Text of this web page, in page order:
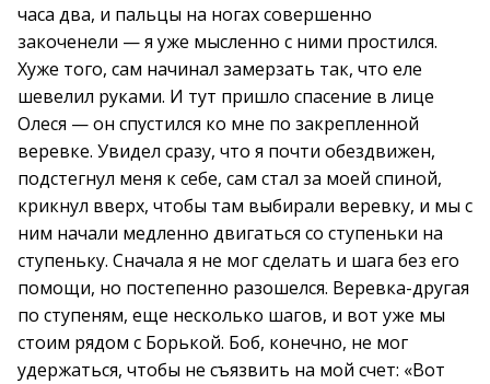
часа два, и пальцы на ногах совершенно
закоченели — я уже мысленно с ними простился.
Хуже того, сам начинал замерзать так, что еле
шевелил руками. И тут пришло спасение в лице
Олеся — он спустился ко мне по закрепленной
веревке. Увидел сразу, что я почти обездвижен,
подстегнул меня к себе, сам стал за моей спиной,
крикнул вверх, чтобы там выбирали веревку, и мы с
ним начали медленно двигаться со ступеньки на
ступеньку. Сначала я не мог сделать и шага без его
помощи, но постепенно разошелся. Веревка-другая
по ступеням, еще несколько шагов, и вот уже мы
стоим рядом с Борькой. Боб, конечно, не мог
удержаться, чтобы не съязвить на мой счет: «Вот